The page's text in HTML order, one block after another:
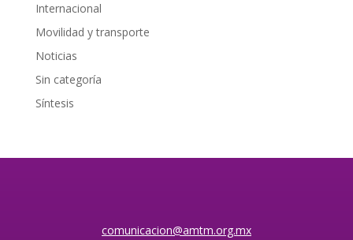
Internacional
Movilidad y transporte
Noticias
Sin categoría
Síntesis
comunicacion@amtm.org.mx